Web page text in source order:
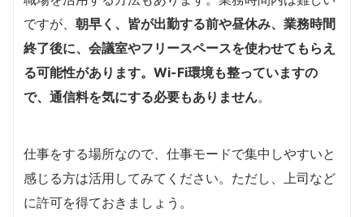
ですが、 朝早く、皆が出勤する前や昼休み、業務時間
終了後に、会議室やフリースペースを使わせてもらえ
る可能性があります。Wi-Fi環境も整っていますの
で、通信料を気にする必要もありません。
仕事をする場所なので、仕事モードで集中しやすいと
感じる方は活用してみてください。ただし、上司など
に許可を得ておきましょう。